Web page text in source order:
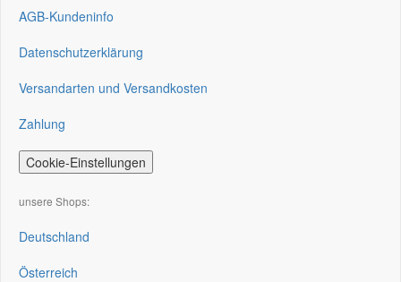
AGB-Kundeninfo
Datenschutzerklärung
Versandarten und Versandkosten
Zahlung
Cookie-Einstellungen
unsere Shops:
Deutschland
Österreich